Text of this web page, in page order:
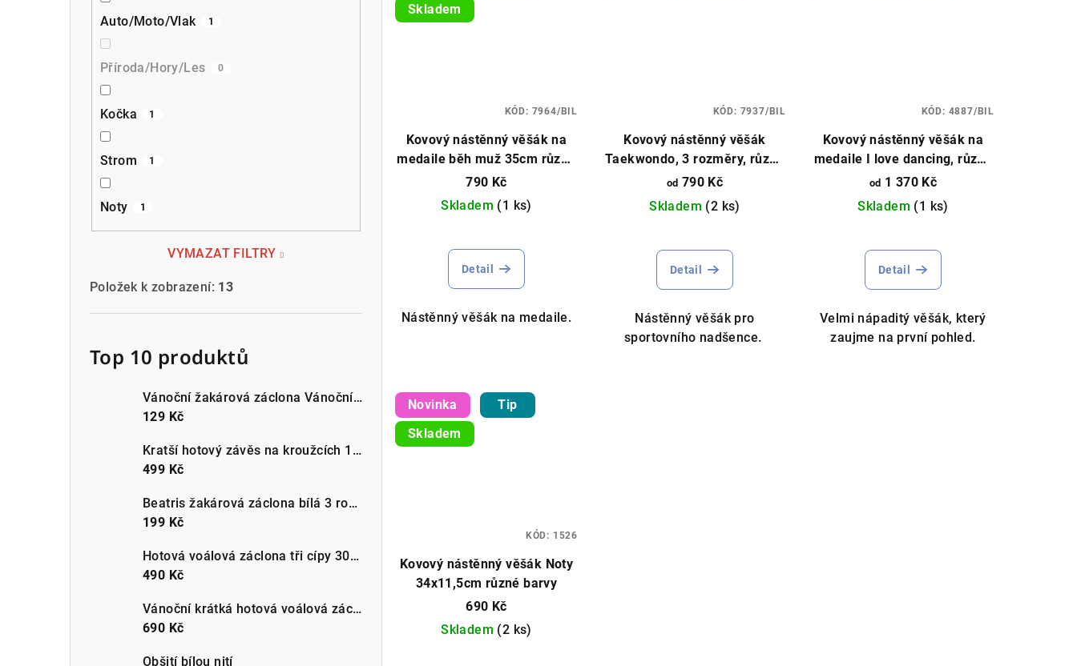
Auto/Moto/Vlak 1
Příroda/Hory/Les 0
Kočka 1
Strom 1
Noty 1
VYMAZAT FILTRY
Položek k zobrazení: 13
Top 10 produktů
Vánoční žakárová záclona Vánoční betlém výška 50cm bílá
Vánoční záclona, možné obšití boků
129 Kč
Kratší hotový závěs na kroužcích 140x160cm různé barvy
499 Kč
Beatris žakárová záclona bílá 3 rozměry | metráž
199 Kč
Hotová voálová záclona tři cípy 300x150cm bílá
490 Kč
Vánoční krátká hotová voálová záclona do kuchyně bílá různé rozměry
690 Kč
Obšití bílou nití
Skladem
Kovový nástěnný věšák na
medaile běh muž 35cm různé
barvy
790 Kč
Skladem (1 ks)
hodnocení
produktu
je
5,0
Detail
Nástěnný věšák na medaile.
KÓD: 7964/BIL
Kovový nástěnný věšák
Taekwondo, 3 rozměry, různé
barvy
od 790 Kč
Skladem (2 ks)
Detail
Nástěnný věšák pro
sportovního nadšence.
KÓD: 7937/BIL
Kovový nástěnný věšák na
medaile I love dancing, různé
délky, různé barvy
od 1 370 Kč
Skladem (1 ks)
Detail
Velmi nápaditý věšák, který
zaujme na první pohled.
KÓD: 4887/BIL
Novinka
Tip
Skladem
Kovový nástěnný věšák Noty
34x11,5cm různé barvy
690 Kč
Skladem (2 ks)
KÓD: 1526